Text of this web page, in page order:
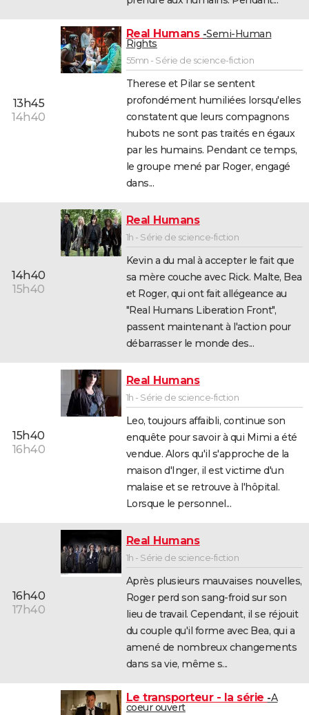
13h45
14h40
Real Humans Semi-Human
Rights
55mn - Série de science-fiction
Therese et Pilar se sentent
profondément humiliées lorsqu'elles
constatent que leurs compagnons
hubots ne sont pas traités en égaux
par les humains. Pendant ce temps,
le groupe mené par Roger, engagé
dans...
14h40
15h40
Real Humans
1h - Série de science-fiction
Kevin a du mal à accepter le fait que
sa mère couche avec Rick. Malte, Bea
et Roger, qui ont fait allégeance au
"Real Humans Liberation Front",
passent maintenant à l'action pour
débarrasser le monde des...
15h40
16h40
Real Humans
1h - Série de science-fiction
Leo, toujours affaibli, continue son
enquête pour savoir à qui Mimi a été
vendue. Alors qu'il s'approche de la
maison d'Inger, il est victime d'un
malaise et se retrouve à l'hôpital.
Lorsque le personnel...
16h40
17h40
Real Humans
1h - Série de science-fiction
Après plusieurs mauvaises nouvelles,
Roger perd son sang-froid sur son
lieu de travail. Cependant, il se réjouit
du couple qu'il forme avec Bea, qui a
amené de nombreux changements
dans sa vie, même s...
Le transporteur - la série A
coeur ouvert